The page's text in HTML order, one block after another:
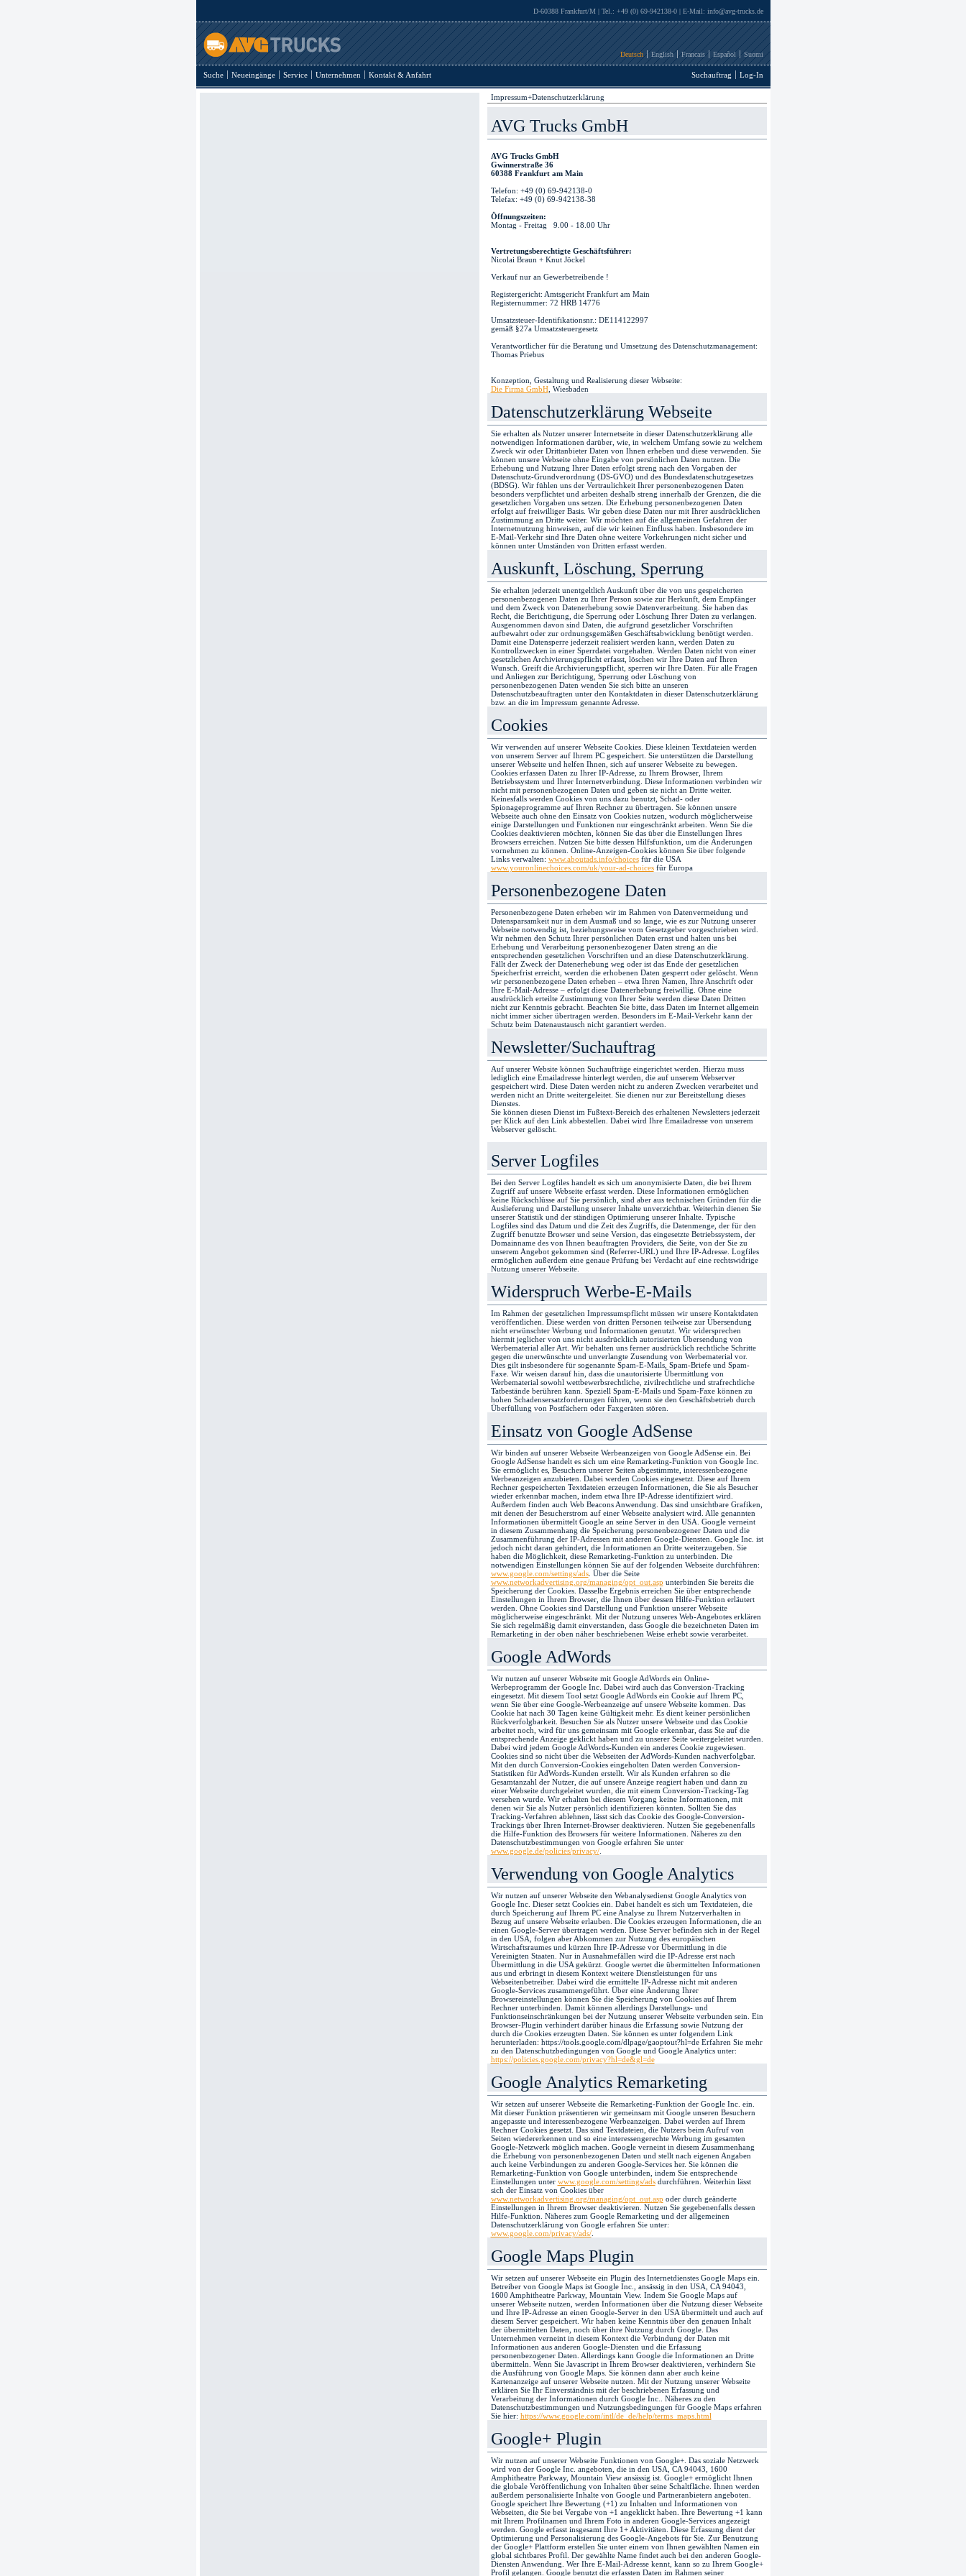
D-60388 Frankfurt/M | Tel.: +49 (0) 69-942138-0 | E-Mail: info@avg-trucks.de
Deutsch English Francais Español Suomi
Suche Neueingänge Service Unternehmen Kontakt & Anfahrt Suchauftrag Log-In
Impressum+Datenschutzerklärung
AVG Trucks GmbH
AVG Trucks GmbH
Gwinnerstraße 36
60388 Frankfurt am Main
Telefon: +49 (0) 69-942138-0
Telefax: +49 (0) 69-942138-38
Öffnungszeiten:
Montag - Freitag 9.00 - 18.00 Uhr
Vertretungsberechtigte Geschäftsführer:
Nicolai Braun + Knut Jöckel
Verkauf nur an Gewerbetreibende !
Registergericht: Amtsgericht Frankfurt am Main
Registernummer: 72 HRB 14776
Umsatzsteuer-Identifikationsnr.: DE114122997
gemäß §27a Umsatzsteuergesetz
Verantwortlicher für die Beratung und Umsetzung des Datenschutzmanagement:
Thomas Priebus
Konzeption, Gestaltung und Realisierung dieser Webseite:
Die Firma GmbH, Wiesbaden
Datenschutzerklärung Webseite
Sie erhalten als Nutzer unserer Internetseite in dieser Datenschutzerklärung alle
notwendigen Informationen darüber, wie, in welchem Umfang sowie zu welchem
Zweck wir oder Drittanbieter Daten von Ihnen erheben und diese verwenden. Sie
können unsere Webseite ohne Eingabe von persönlichen Daten nutzen. Die
Erhebung und Nutzung Ihrer Daten erfolgt streng nach den Vorgaben der
Datenschutz-Grundverordnung (DS-GVO) und des Bundesdatenschutzgesetzes
(BDSG). Wir fühlen uns der Vertraulichkeit Ihrer personenbezogenen Daten
besonders verpflichtet und arbeiten deshalb streng innerhalb der Grenzen, die die
gesetzlichen Vorgaben uns setzen. Die Erhebung personenbezogenen Daten
erfolgt auf freiwilliger Basis. Wir geben diese Daten nur mit Ihrer ausdrücklichen
Zustimmung an Dritte weiter. Wir möchten auf die allgemeinen Gefahren der
Internetnutzung hinweisen, auf die wir keinen Einfluss haben. Insbesondere im
E-Mail-Verkehr sind Ihre Daten ohne weitere Vorkehrungen nicht sicher und
können unter Umständen von Dritten erfasst werden.
Auskunft, Löschung, Sperrung
Sie erhalten jederzeit unentgeltlich Auskunft über die von uns gespeicherten
personenbezogenen Daten zu Ihrer Person sowie zur Herkunft, dem Empfänger
und dem Zweck von Datenerhebung sowie Datenverarbeitung. Sie haben das
Recht, die Berichtigung, die Sperrung oder Löschung Ihrer Daten zu verlangen.
Ausgenommen davon sind Daten, die aufgrund gesetzlicher Vorschriften
aufbewahrt oder zur ordnungsgemäßen Geschäftsabwicklung benötigt werden.
Damit eine Datensperre jederzeit realisiert werden kann, werden Daten zu
Kontrollzwecken in einer Sperrdatei vorgehalten. Werden Daten nicht von einer
gesetzlichen Archivierungspflicht erfasst, löschen wir Ihre Daten auf Ihren
Wunsch. Greift die Archivierungspflicht, sperren wir Ihre Daten. Für alle Fragen
und Anliegen zur Berichtigung, Sperrung oder Löschung von
personenbezogenen Daten wenden Sie sich bitte an unseren
Datenschutzbeauftragten unter den Kontaktdaten in dieser Datenschutzerklärung
bzw. an die im Impressum genannte Adresse.
Cookies
Wir verwenden auf unserer Webseite Cookies. Diese kleinen Textdateien werden
von unserem Server auf Ihrem PC gespeichert. Sie unterstützen die Darstellung
unserer Webseite und helfen Ihnen, sich auf unserer Webseite zu bewegen.
Cookies erfassen Daten zu Ihrer IP-Adresse, zu Ihrem Browser, Ihrem
Betriebssystem und Ihrer Internetverbindung. Diese Informationen verbinden wir
nicht mit personenbezogenen Daten und geben sie nicht an Dritte weiter.
Keinesfalls werden Cookies von uns dazu benutzt, Schad- oder
Spionageprogramme auf Ihren Rechner zu übertragen. Sie können unsere
Webseite auch ohne den Einsatz von Cookies nutzen, wodurch möglicherweise
einige Darstellungen und Funktionen nur eingeschränkt arbeiten. Wenn Sie die
Cookies deaktivieren möchten, können Sie das über die Einstellungen Ihres
Browsers erreichen. Nutzen Sie bitte dessen Hilfsfunktion, um die Änderungen
vornehmen zu können. Online-Anzeigen-Cookies können Sie über folgende
Links verwalten: www.aboutads.info/choicesfür die USA
www.youronlinechoices.com/uk/your-ad-choicesfür Europa
Personenbezogene Daten
Personenbezogene Daten erheben wir im Rahmen von Datenvermeidung und
Datensparsamkeit nur in dem Ausmaß und so lange, wie es zur Nutzung unserer
Webseite notwendig ist, beziehungsweise vom Gesetzgeber vorgeschrieben wird.
Wir nehmen den Schutz Ihrer persönlichen Daten ernst und halten uns bei
Erhebung und Verarbeitung personenbezogener Daten streng an die
entsprechenden gesetzlichen Vorschriften und an diese Datenschutzerklärung.
Fällt der Zweck der Datenerhebung weg oder ist das Ende der gesetzlichen
Speicherfrist erreicht, werden die erhobenen Daten gesperrt oder gelöscht. Wenn
wir personenbezogene Daten erheben – etwa Ihren Namen, Ihre Anschrift oder
Ihre E-Mail-Adresse – erfolgt diese Datenerhebung freiwillig. Ohne eine
ausdrücklich erteilte Zustimmung von Ihrer Seite werden diese Daten Dritten
nicht zur Kenntnis gebracht. Beachten Sie bitte, dass Daten im Internet allgemein
nicht immer sicher übertragen werden. Besonders im E-Mail-Verkehr kann der
Schutz beim Datenaustausch nicht garantiert werden.
Newsletter/Suchauftrag
Auf unserer Website können Suchaufträge eingerichtet werden. Hierzu muss
lediglich eine Emailadresse hinterlegt werden, die auf unserem Webserver
gespeichert wird. Diese Daten werden nicht zu anderen Zwecken verarbeitet und
werden nicht an Dritte weitergeleitet. Sie dienen nur zur Bereitstellung dieses
Dienstes.
Sie können diesen Dienst im Fußtext-Bereich des erhaltenen Newsletters jederzeit
per Klick auf den Link abbestellen. Dabei wird Ihre Emailadresse von unserem
Webserver gelöscht.
Server Logfiles
Bei den Server Logfiles handelt es sich um anonymisierte Daten, die bei Ihrem
Zugriff auf unsere Webseite erfasst werden. Diese Informationen ermöglichen
keine Rückschlüsse auf Sie persönlich, sind aber aus technischen Gründen für die
Auslieferung und Darstellung unserer Inhalte unverzichtbar. Weiterhin dienen Sie
unserer Statistik und der ständigen Optimierung unserer Inhalte. Typische
Logfiles sind das Datum und die Zeit des Zugriffs, die Datenmenge, der für den
Zugriff benutzte Browser und seine Version, das eingesetzte Betriebssystem, der
Domainname des von Ihnen beauftragten Providers, die Seite, von der Sie zu
unserem Angebot gekommen sind (Referrer-URL) und Ihre IP-Adresse. Logfiles
ermöglichen außerdem eine genaue Prüfung bei Verdacht auf eine rechtswidrige
Nutzung unserer Webseite.
Widerspruch Werbe-E-Mails
Im Rahmen der gesetzlichen Impressumspflicht müssen wir unsere Kontaktdaten
veröffentlichen. Diese werden von dritten Personen teilweise zur Übersendung
nicht erwünschter Werbung und Informationen genutzt. Wir widersprechen
hiermit jeglicher von uns nicht ausdrücklich autorisierten Übersendung von
Werbematerial aller Art. Wir behalten uns ferner ausdrücklich rechtliche Schritte
gegen die unerwünschte und unverlangte Zusendung von Werbematerial vor.
Dies gilt insbesondere für sogenannte Spam-E-Mails, Spam-Briefe und Spam-
Faxe. Wir weisen darauf hin, dass die unautorisierte Übermittlung von
Werbematerial sowohl wettbewerbsrechtliche, zivilrechtliche und strafrechtliche
Tatbestände berühren kann. Speziell Spam-E-Mails und Spam-Faxe können zu
hohen Schadensersatzforderungen führen, wenn sie den Geschäftsbetrieb durch
Überfüllung von Postfächern oder Faxgeräten stören.
Einsatz von Google AdSense
Wir binden auf unserer Webseite Werbeanzeigen von Google AdSense ein. Bei
Google AdSense handelt es sich um eine Remarketing-Funktion von Google Inc.
Sie ermöglicht es, Besuchern unserer Seiten abgestimmte, interessenbezogene
Werbeanzeigen anzubieten. Dabei werden Cookies eingesetzt. Diese auf Ihrem
Rechner gespeicherten Textdateien erzeugen Informationen, die Sie als Besucher
wieder erkennbar machen, indem etwa Ihre IP-Adresse identifiziert wird.
Außerdem finden auch Web Beacons Anwendung. Das sind unsichtbare Grafiken,
mit denen der Besucherstrom auf einer Webseite analysiert wird. Alle genannten
Informationen übermittelt Google an seine Server in den USA. Google verneint
in diesem Zusammenhang die Speicherung personenbezogener Daten und die
Zusammenführung der IP-Adressen mit anderen Google-Diensten. Google Inc. ist
jedoch nicht daran gehindert, die Informationen an Dritte weiterzugeben. Sie
haben die Möglichkeit, diese Remarketing-Funktion zu unterbinden. Die
notwendigen Einstellungen können Sie auf der folgenden Webseite durchführen:
www.google.com/settings/ads. Über die Seite
www.networkadvertising.org/managing/opt_out.asp unterbinden Sie bereits die
Speicherung der Cookies. Dasselbe Ergebnis erreichen Sie über entsprechende
Einstellungen in Ihrem Browser, die Ihnen über dessen Hilfe-Funktion erläutert
werden. Ohne Cookies sind Darstellung und Funktion unserer Webseite
möglicherweise eingeschränkt. Mit der Nutzung unseres Web-Angebotes erklären
Sie sich regelmäßig damit einverstanden, dass Google die bezeichneten Daten im
Remarketing in der oben näher beschriebenen Weise erhebt sowie verarbeitet.
Google AdWords
Wir nutzen auf unserer Webseite mit Google AdWords ein Online-
Werbeprogramm der Google Inc. Dabei wird auch das Conversion-Tracking
eingesetzt. Mit diesem Tool setzt Google AdWords ein Cookie auf Ihrem PC,
wenn Sie über eine Google-Werbeanzeige auf unsere Webseite kommen. Das
Cookie hat nach 30 Tagen keine Gültigkeit mehr. Es dient keiner persönlichen
Rückverfolgbarkeit. Besuchen Sie als Nutzer unsere Webseite und das Cookie
arbeitet noch, wird für uns gemeinsam mit Google erkennbar, dass Sie auf die
entsprechende Anzeige geklickt haben und zu unserer Seite weitergeleitet wurden.
Dabei wird jedem Google AdWords-Kunden ein anderes Cookie zugewiesen.
Cookies sind so nicht über die Webseiten der AdWords-Kunden nachverfolgbar.
Mit den durch Conversion-Cookies eingeholten Daten werden Conversion-
Statistiken für AdWords-Kunden erstellt. Wir als Kunden erfahren so die
Gesamtanzahl der Nutzer, die auf unsere Anzeige reagiert haben und dann zu
einer Webseite durchgeleitet wurden, die mit einem Conversion-Tracking-Tag
versehen wurde. Wir erhalten bei diesem Vorgang keine Informationen, mit
denen wir Sie als Nutzer persönlich identifizieren könnten. Sollten Sie das
Tracking-Verfahren ablehnen, lässt sich das Cookie des Google-Conversion-
Trackings über Ihren Internet-Browser deaktivieren. Nutzen Sie gegebenenfalls
die Hilfe-Funktion des Browsers für weitere Informationen. Näheres zu den
Datenschutzbestimmungen von Google erfahren Sie unter
www.google.de/policies/privacy/.
Verwendung von Google Analytics
Wir nutzen auf unserer Webseite den Webanalysedienst Google Analytics von
Google Inc. Dieser setzt Cookies ein. Dabei handelt es sich um Textdateien, die
durch Speicherung auf Ihrem PC eine Analyse zu Ihrem Nutzerverhalten in
Bezug auf unsere Webseite erlauben. Die Cookies erzeugen Informationen, die an
einen Google-Server übertragen werden. Diese Server befinden sich in der Regel
in den USA, folgen aber Abkommen zur Nutzung des europäischen
Wirtschaftsraumes und kürzen Ihre IP-Adresse vor Übermittlung in die
Vereinigten Staaten. Nur in Ausnahmefällen wird die IP-Adresse erst nach
Übermittlung in die USA gekürzt. Google wertet die übermittelten Informationen
aus und erbringt in diesem Kontext weitere Dienstleistungen für uns
Webseitenbetreiber. Dabei wird die ermittelte IP-Adresse nicht mit anderen
Google-Services zusammengeführt. Über eine Änderung Ihrer
Browsereinstellungen können Sie die Speicherung von Cookies auf Ihrem
Rechner unterbinden. Damit können allerdings Darstellungs- und
Funktionseinschränkungen bei der Nutzung unserer Webseite verbunden sein. Ein
Browser-Plugin verhindert darüber hinaus die Erfassung sowie Nutzung der
durch die Cookies erzeugten Daten. Sie können es unter folgendem Link
herunterladen: https://tools.google.com/dlpage/gaoptout?hl=de Erfahren Sie mehr
zu den Datenschutzbedingungen von Google und Google Analytics unter:
https://policies.google.com/privacy?hl=de&gl=de
Google Analytics Remarketing
Wir setzen auf unserer Webseite die Remarketing-Funktion der Google Inc. ein.
Mit dieser Funktion präsentieren wir gemeinsam mit Google unseren Besuchern
angepasste und interessenbezogene Werbeanzeigen. Dabei werden auf Ihrem
Rechner Cookies gesetzt. Das sind Textdateien, die Nutzers beim Aufruf von
Seiten wiedererkennen und so eine interessengerechte Werbung im gesamten
Google-Netzwerk möglich machen. Google verneint in diesem Zusammenhang
die Erhebung von personenbezogenen Daten und stellt nach eigenen Angaben
auch keine Verbindungen zu anderen Google-Services her. Sie können die
Remarketing-Funktion von Google unterbinden, indem Sie entsprechende
Einstellungen unter www.google.com/settings/adsdurchführen. Weiterhin lässt
sich der Einsatz von Cookies über
www.networkadvertising.org/managing/opt_out.asp oder durch geänderte
Einstellungen in Ihrem Browser deaktivieren. Nutzen Sie gegebenenfalls dessen
Hilfe-Funktion. Näheres zum Google Remarketing und der allgemeinen
Datenschutzerklärung von Google erfahren Sie unter:
www.google.com/privacy/ads/.
Google Maps Plugin
Wir setzen auf unserer Webseite ein Plugin des Internetdienstes Google Maps ein.
Betreiber von Google Maps ist Google Inc., ansässig in den USA, CA 94043,
1600 Amphitheatre Parkway, Mountain View. Indem Sie Google Maps auf
unserer Webseite nutzen, werden Informationen über die Nutzung dieser Webseite
und Ihre IP-Adresse an einen Google-Server in den USA übermittelt und auch auf
diesem Server gespeichert. Wir haben keine Kenntnis über den genauen Inhalt
der übermittelten Daten, noch über ihre Nutzung durch Google. Das
Unternehmen verneint in diesem Kontext die Verbindung der Daten mit
Informationen aus anderen Google-Diensten und die Erfassung
personenbezogener Daten. Allerdings kann Google die Informationen an Dritte
übermitteln. Wenn Sie Javascript in Ihrem Browser deaktivieren, verhindern Sie
die Ausführung von Google Maps. Sie können dann aber auch keine
Kartenanzeige auf unserer Webseite nutzen. Mit der Nutzung unserer Webseite
erklären Sie Ihr Einverständnis mit der beschriebenen Erfassung und
Verarbeitung der Informationen durch Google Inc.. Näheres zu den
Datenschutzbestimmungen und Nutzungsbedingungen für Google Maps erfahren
Sie hier: https://www.google.com/intl/de_de/help/terms_maps.html
Google+ Plugin
Wir nutzen auf unserer Webseite Funktionen von Google+. Das soziale Netzwerk
wird von der Google Inc. angeboten, die in den USA, CA 94043, 1600
Amphitheatre Parkway, Mountain View ansässig ist. Google+ ermöglicht Ihnen
die globale Veröffentlichung von Inhalten über seine Schaltfläche. Ihnen werden
außerdem personalisierte Inhalte von Google und Partneranbietern angeboten.
Google speichert Ihre Bewertung (+1) zu Inhalten und Informationen von
Webseiten, die Sie bei Vergabe von +1 angeklickt haben. Ihre Bewertung +1 kann
mit Ihrem Profilnamen und Ihrem Foto in anderen Google-Services angezeigt
werden. Google erfasst insgesamt Ihre 1+ Aktivitäten. Diese Erfassung dient der
Optimierung und Personalisierung des Google-Angebots für Sie. Zur Benutzung
der Google+ Plattform erstellen Sie unter einem von Ihnen gewählten Namen ein
global sichtbares Profil. Der gewählte Name findet auch bei den anderen Google-
Diensten Anwendung. Wer Ihre E-Mail-Adresse kennt, kann so zu Ihrem Google+
Profil gelangen. Google benutzt die erfassten Daten im Rahmen seiner